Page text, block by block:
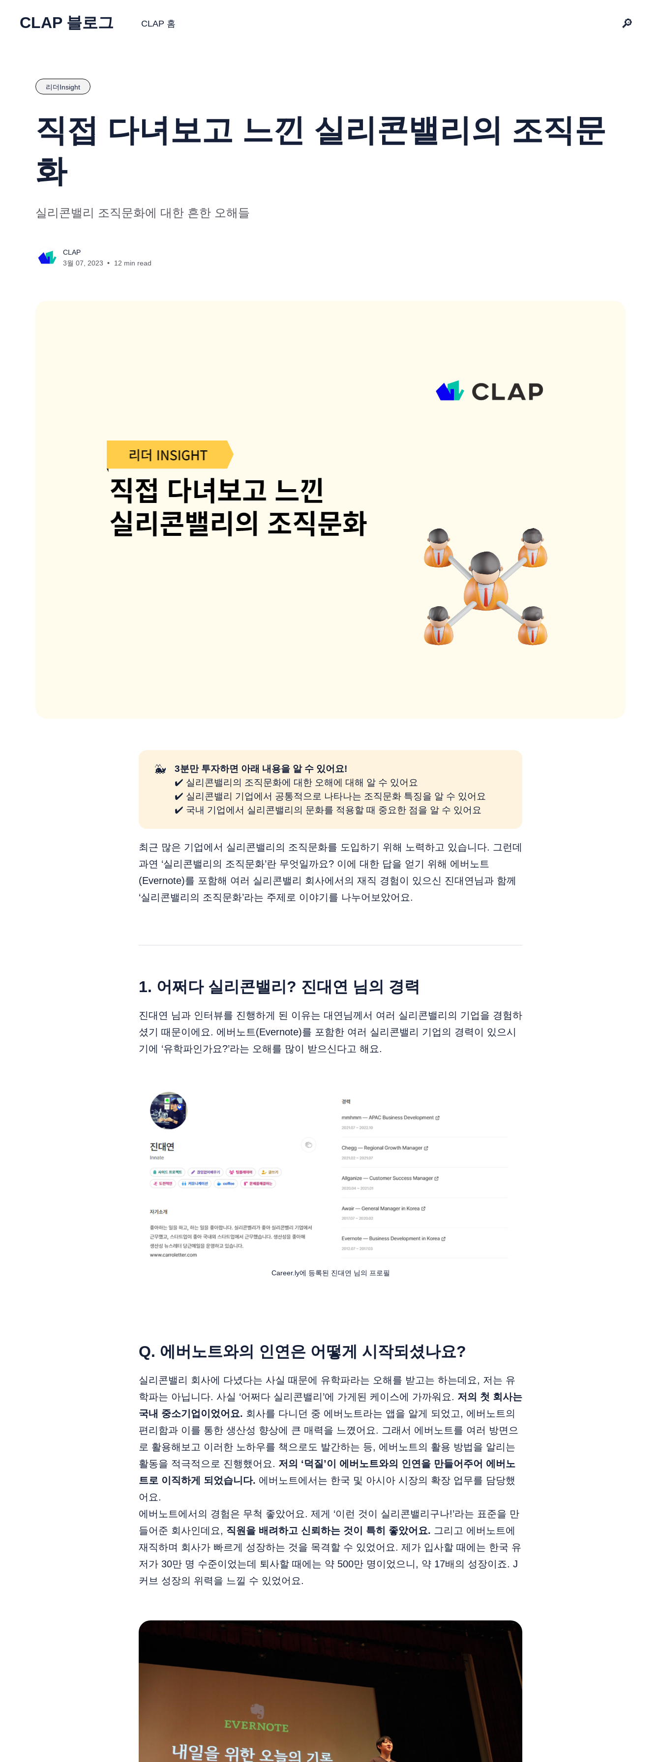
CLAP 블로그 CLAP 홈 🔎
리더Insight
직접 다녀보고 느낀 실리콘밸리의 조직문
화
실리콘밸리 조직문화에 대한 흔한 오해들
CLAP
3월 07, 2023
12 min read
🐳
3분만 투자하면 아래 내용을 알 수 있어요!
✔️ 실리콘밸리의 조직문화에 대한 오해에 대해 알 수 있어요
✔️ 실리콘밸리 기업에서 공통적으로 나타나는 조직문화 특징을 알 수 있어요
✔️ 국내 기업에서 실리콘밸리의 문화를 적용할 때 중요한 점을 알 수 있어요
최근 많은 기업에서 실리콘밸리의 조직문화를 도입하기 위해 노력하고 있습니다. 그런데
과연 ‘실리콘밸리의 조직문화’란 무엇일까요? 이에 대한 답을 얻기 위해 에버노트
(Evernote)를 포함해 여러 실리콘밸리 회사에서의 재직 경험이 있으신 진대연님과 함께
‘실리콘밸리의 조직문화’라는 주제로 이야기를 나누어보았어요.
1. 어쩌다 실리콘밸리? 진대연 님의 경력
진대연 님과 인터뷰를 진행하게 된 이유는 대연님께서 여러 실리콘밸리의 기업을 경험하
셨기 때문이에요. 에버노트(Evernote)를 포함한 여러 실리콘밸리 기업의 경력이 있으시
기에 ‘유학파인가요?’라는 오해를 많이 받으신다고 해요.
Career.ly에 등록된 진대연 님의 프로필
Q. 에버노트와의 인연은 어떻게 시작되셨나요?
실리콘밸리 회사에 다녔다는 사실 때문에 유학파라는 오해를 받고는 하는데요, 저는 유
학파는 아닙니다. 사실 ‘어쩌다 실리콘밸리’에 가게된 케이스에 가까워요. 저의 첫 회사는
국내 중소기업이었어요. 회사를 다니던 중 에버노트라는 앱을 알게 되었고, 에버노트의
편리함과 이를 통한 생산성 향상에 큰 매력을 느꼈어요. 그래서 에버노트를 여러 방면으
로 활용해보고 이러한 노하우를 책으로도 발간하는 등, 에버노트의 활용 방법을 알리는
활동을 적극적으로 진행했어요. 저의 ‘덕질’이 에버노트와의 인연을 만들어주어 에버노
트로 이직하게 되었습니다. 에버노트에서는 한국 및 아시아 시장의 확장 업무를 담당했
어요.
에버노트에서의 경험은 무척 좋았어요. 제게 ‘이런 것이 실리콘밸리구나!’라는 표준을 만
들어준 회사인데요, 직원을 배려하고 신뢰하는 것이 특히 좋았어요. 그리고 에버노트에
재직하며 회사가 빠르게 성장하는 것을 목격할 수 있었어요. 제가 입사할 때에는 한국 유
저가 30만 명 수준이었는데 퇴사할 때에는 약 500만 명이었으니, 약 17배의 성장이죠. J
커브 성장의 위력을 느낄 수 있었어요.